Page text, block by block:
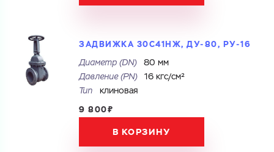
Купить как физ. лицо
Запросить КП
ЗАДВИЖКА 30С41НЖ, ДУ-80, РУ-16
Диаметр (DN)
80 мм
Давление (PN)
16 кгс/см²
Тип
клиновая
9 800₽
В КОРЗИНУ